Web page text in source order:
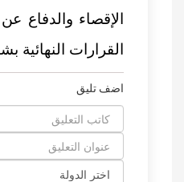
الإقصاء والدفاع
القرارات النهائية
اضف تليق